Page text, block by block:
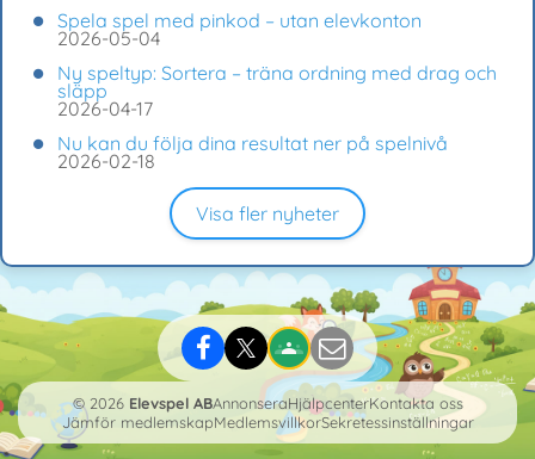
Spela spel med pinkod – utan elevkonton
2026-05-04
Ny speltyp: Sortera – träna ordning med drag och
släpp
2026-04-17
Nu kan du följa dina resultat ner på spelnivå
2026-02-18
Visa fler nyheter
© 2026 Elevspel ABAnnonseraHjälpcenterKontakta oss
Jämför medlemskapMedlemsvillkorSekretessinställningar